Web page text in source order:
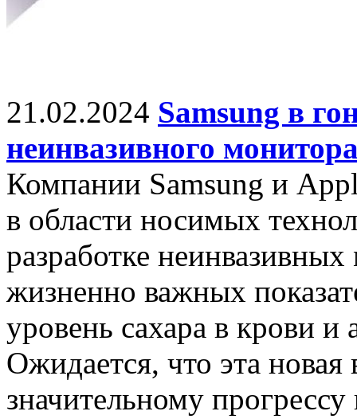
21.02.2024 Samsung в
неинвазивного
Компании Samsung и
в области носимых
разработке
жизненно важных
уровень сахара в крови и
Ожидается, что эта
значительному